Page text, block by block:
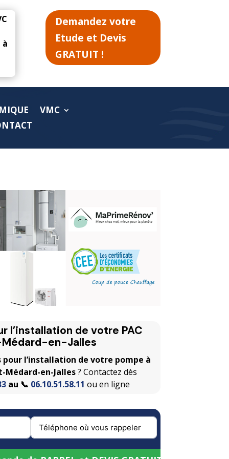
Demandez votre
Etude et Devis
GRATUIT !
VMC
l’installation de votre PAC
en-Jalles
pour l’installation de votre pompe à
Médard-en-Jalles? Contactez dès
au 📞 06.10.51.58.11 ou en ligne